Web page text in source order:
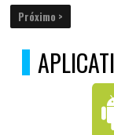
Próximo >